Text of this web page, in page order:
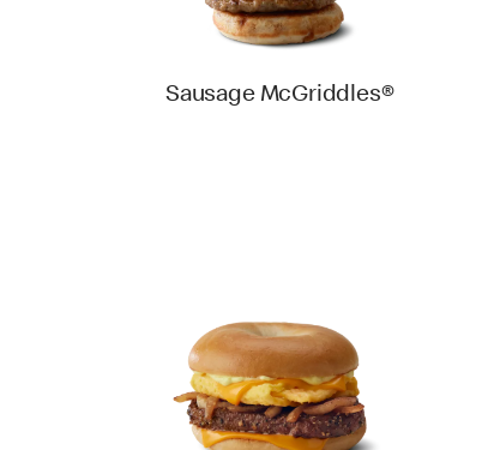
Sausage McGriddles®